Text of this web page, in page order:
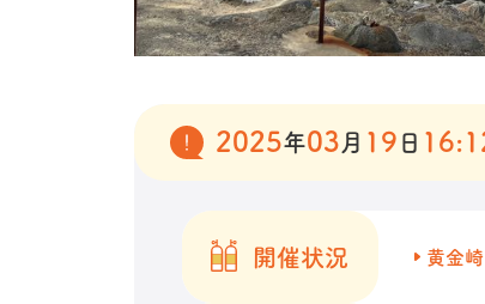
2025年03 月 19 日
開催状況 黄金